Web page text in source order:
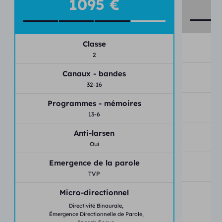
Connectivité Bluetooth
Streaming audio direct (iPhone)
Réglages à distance (Telecare)
Application mobile Signia App
1095 €
Classe
2
Canaux - bandes
32-16
Programmes - mémoires
13-6
Anti-larsen
Oui
Emergence de la parole
TVP
Micro-directionnel
Directivité Binaurale,
Émergence Directionnelle de Parole,